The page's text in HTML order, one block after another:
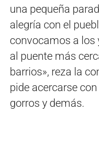
una pequeña
alegría con el
convocamos a los
al puente más
barrios», reza la
pide acercarse
gorros y demás.